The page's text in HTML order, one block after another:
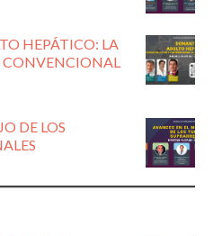
HEPÁTICO: LA
CONVENCIONAL
DE LOS